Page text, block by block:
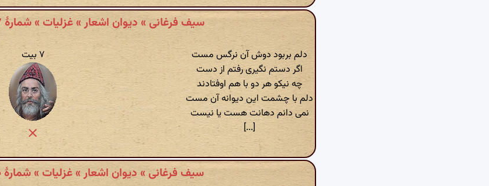
سیف فرغانی » دیوان اشعار » غزلیات » شمارهٔ ۴۷
دلم بربود دوش آن نرگس مست
اگر دستم نگیری رفتم از دست
چه نیکو هر دو با هم اوفتادند
دلم با چشمت این دیوانه آن مست
نمی دانم دهانت هست یا نیست
[...]
۷ بیت
سیف فرغانی » دیوان اشعار » غزلیات » شمارهٔ ۸۰